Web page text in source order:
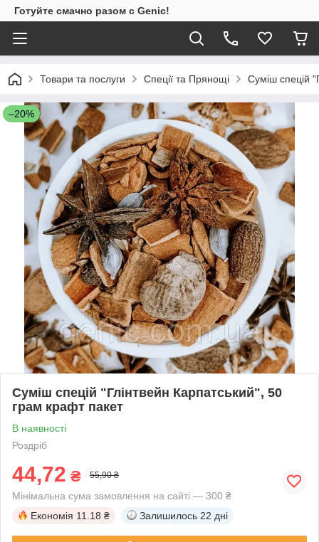
Готуйте смачно разом с Genic!
Товари та послуги Спеції та Прянощі Суміш спецій
–20%
Суміш спецій "Глінтвейн Карпатський", 50
грам крафт пакет
В наявності
Роздріб
44,72 ₴ 55,90 ₴
Мінімальна сума замовлення на сайті — 300 ₴
Економія 11.18 ₴ Залишилось 22 дні